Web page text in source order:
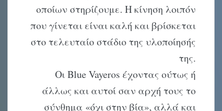
οποίων στηρίζουμε. Η κίνηση λοιπόν
που γίνεται είναι καλή και βρίσκεται
στο τελευταίο στάδιο της υλοποίησής
της.
Οι Blue Vayeros έχοντας ούτως ή
άλλως και αυτοί σαν αρχή τους το
σύνθημα «όχι στην βία», αλλά και